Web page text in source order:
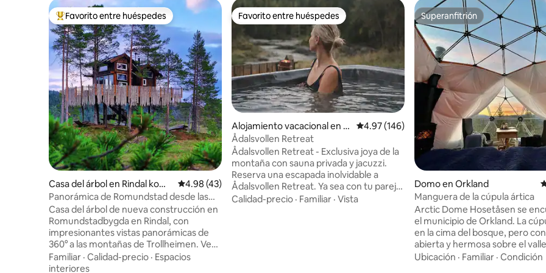
Favorito entre huéspedes preferido
Favorito entre huéspedes
Casa del árbol en Rindal kom
mune
Calificación promedio: 4.98 de 5, 43 reseñas
4.98 (43)
Panorámica de Romundstad desde las
alturas
Casa del árbol de nueva construcción en
Romundstadbygda en Rindal, con
impresionantes vistas panorámicas de
360° a las montañas de Trollheimen. Ven
aquí y disfruta de la vista en un entorno
completamente tranquilo sin vecinos ni
Familiar · Calidad-precio · Espacios
interiores
Favorito entre huéspedes
Favorito entre huéspedes
Alojamiento vacacional en V
erdal
Calificación promedio: 4.97 de 5, 146 reseñas
4.97 (146)
Ådalsvollen Retreat
Ådalsvollen Retreat - Exclusiva joya de la
montaña con sauna privada y jacuzzi.
Reserva una escapada inolvidable a
Ådalsvollen Retreat. Ya sea con tu pareja
o con alguien con quien quieras crear
Calidad-precio · Familiar · Vista
Superanfitrión
Superanfitrión
Domo en Orkland
Manguera de la cúpula ártica
Arctic Dome Hosetåsen se
el municipio de Orkland. La
en la cima del bosque, pero
abierta y hermosa sobre el
las montañas de Trollheimen.
Ubicación · Familiar · Condición